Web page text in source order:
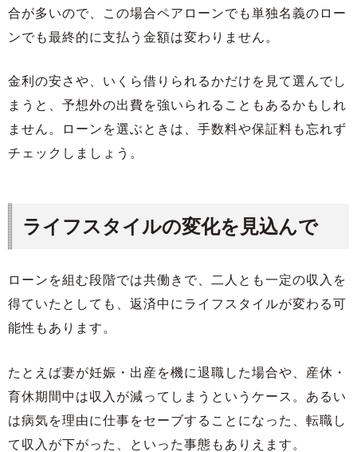
合が多いので、この場合ペアローンでも単独名義のロー
ンでも最終的に支払う金額は変わりません。
金利の安さや、いくら借りられるかだけを見て選んでし
まうと、予想外の出費を強いられることもあるかもしれ
ません。ローンを選ぶときは、手数料や保証料も忘れず
チェックしましょう。
ライフスタイルの変化を見込んで
ローンを組む段階では共働きで、二人とも一定の収入を
得ていたとしても、返済中にライフスタイルが変わる可
能性もあります。
たとえば妻が妊娠・出産を機に退職した場合や、産休・
育休期間中は収入が減ってしまうというケース。あるい
は病気を理由に仕事をセーブすることになった、転職し
て収入が下がった、といった事態もありえます。